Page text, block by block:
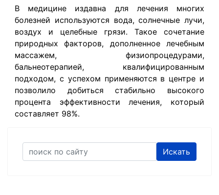
В медицине издавна для лечения многих
болезней используются вода, солнечные лучи,
воздух и целебные грязи. Такое сочетание
природных факторов, дополненное лечебным
массажем, физиопроцедурами,
бальнеотерапией, квалифицированным
подходом, с успехом применяются в центре и
позволило добиться стабильно высокого
процента эффективности лечения, который
составляет 98%.
Искать